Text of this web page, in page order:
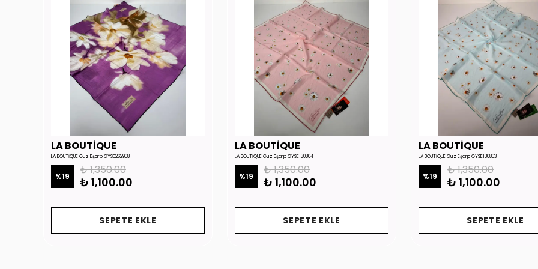
LA BOUTİQUE
LA BOUTİQUE Güz Eşarp GYSE262908
%19 ₺ 1,350.00
₺ 1,100.00
SEPETE EKLE
LA BOUTİQUE
LA BOUTİQUE Güz Eşarp GYSE130804
%19 ₺ 1,350.00
₺ 1,100.00
SEPETE EKLE
LA BOUTİQUE
LA BOUTİQUE Güz Eşarp GYSE130803
%19 ₺ 1,350.00
₺ 1,100.00
SEPETE EKLE